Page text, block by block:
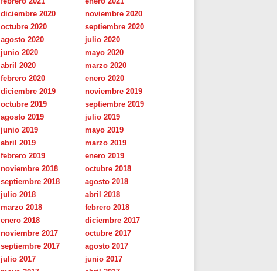
diciembre 2020
noviembre 2020
octubre 2020
septiembre 2020
agosto 2020
julio 2020
junio 2020
mayo 2020
abril 2020
marzo 2020
febrero 2020
enero 2020
diciembre 2019
noviembre 2019
octubre 2019
septiembre 2019
agosto 2019
julio 2019
junio 2019
mayo 2019
abril 2019
marzo 2019
febrero 2019
enero 2019
noviembre 2018
octubre 2018
septiembre 2018
agosto 2018
julio 2018
abril 2018
marzo 2018
febrero 2018
enero 2018
diciembre 2017
noviembre 2017
octubre 2017
septiembre 2017
agosto 2017
julio 2017
junio 2017